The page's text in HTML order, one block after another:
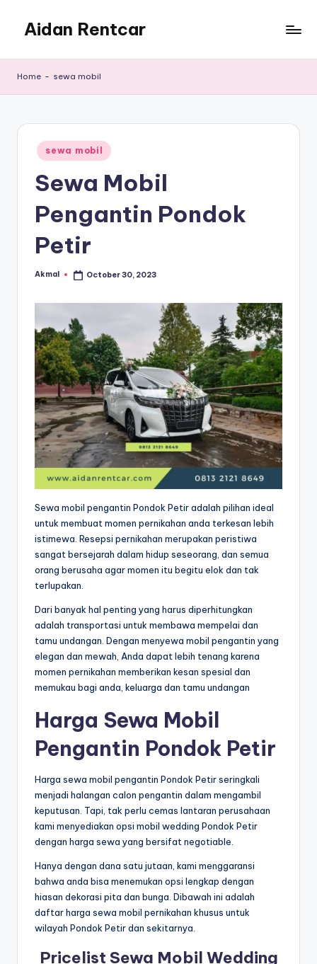
content
Aidan Rentcar
Murah
Home - sewa mobil
Posted
in
sewa mobil
Sewa Mobil
Pengantin Pondok
Petir
Posted
Akmal October 30, 2023
Sewa mobil pengantin Pondok Petir adalah pilihan ideal
untuk membuat momen pernikahan anda terkesan lebih
istimewa. Resepsi pernikahan merupakan peristiwa
sangat bersejarah dalam hidup seseorang, dan semua
orang berusaha agar momen itu begitu elok dan tak
terlupakan.
Dari banyak hal penting yang harus diperhitungkan
adalah transportasi untuk membawa mempelai dan
tamu undangan. Dengan menyewa mobil pengantin yang
elegan dan mewah, Anda dapat lebih tenang karena
momen pernikahan memberikan kesan spesial dan
memukau bagi anda, keluarga dan tamu undangan
Harga Sewa Mobil
Pengantin Pondok Petir
Harga sewa mobil pengantin Pondok Petir seringkali
menjadi halangan calon pengantin dalam mengambil
keputusan. Tapi, tak perlu cemas lantaran perusahaan
kami menyediakan opsi mobil wedding Pondok Petir
dengan harga sewa yang bersifat negotiable.
Hanya dengan dana satu jutaan, kami menggaransi
bahwa anda bisa menemukan opsi lengkap dengan
hiasan dekorasi pita dan bunga. Dibawah ini adalah
daftar harga sewa mobil pernikahan khusus untuk
wilayah Pondok Petir dan sekitarnya.
Pricelist Sewa Mobil Wedding